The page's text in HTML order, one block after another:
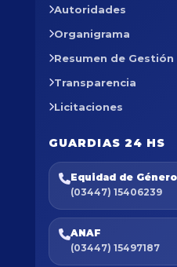
Autoridades
Organigrama
Resumen de Gestión
Transparencia
Licitaciones
GUARDIAS 24 HS
Equidad de Género
(03447) 15406239
ANAF
(03447) 15497187